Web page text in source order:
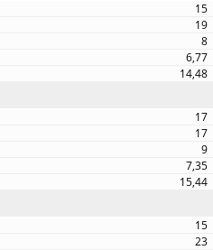
15
19
8
6,77
14,48
17
17
9
7,35
15,44
15
23